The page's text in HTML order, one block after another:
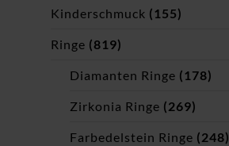
Kinderschmuck (155)
Ringe (819)
Diamanten Ringe (178)
Zirkonia Ringe (269)
Farbedelstein Ringe (248)